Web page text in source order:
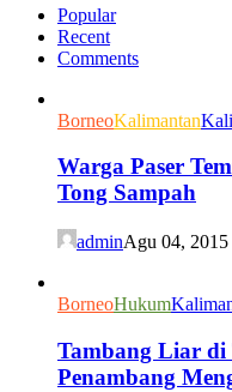
Popular
Recent
Comments
BorneoKalimantan
Warga Paser
Tong Sampah
adminAgu 04, 2015
BorneoHukum
Tambang Liar di
Penambang